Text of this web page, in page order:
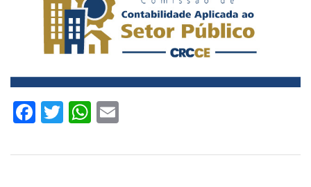
Facebook
TwitterWhatsApp